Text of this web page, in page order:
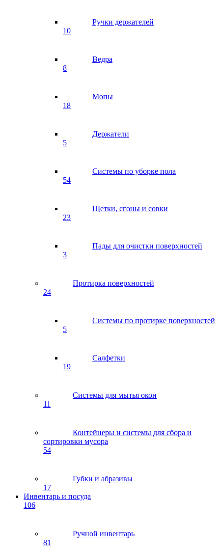
Ручки держателей
10
Ведра
8
Мопы
18
Держатели
5
Системы по уборке пола
54
Щетки, сгоны и совки
23
Пады для очистки поверхностей
3
Протирка поверхностей
24
Системы по протирке поверхностей
5
Салфетки
19
Системы для мытья окон
11
Контейнеры и системы для сбора и
сортировки мусора
54
Губки и абразивы
17
Инвентарь и посуда
106
Ручной инвентарь
81